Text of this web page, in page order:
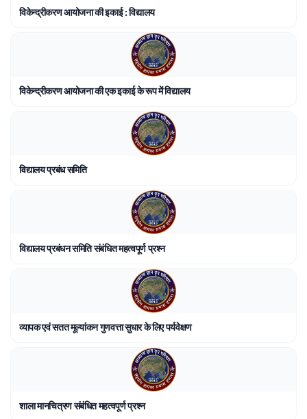
विकेन्द्रीकरण आयोजना की इकाई : विद्यालय
विकेन्द्रीकरण आयोजना की एक इकाई के रूप में विद्यालय
विद्यालय प्रबंध समिति
विद्यालय प्रबंधन समिति संबंधित महत्वपूर्ण प्रश्न
व्यापक एवं सतत मूल्यांकन गुणवत्ता सुधार के लिए पर्यवेक्षण
शाला मानचित्रण संबंधित महत्वपूर्ण प्रश्न